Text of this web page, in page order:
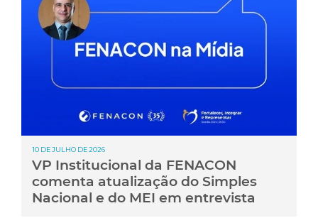
10 DE JULHO DE 2026
VP Institucional da FENACON
comenta atualização do Simples
Nacional e do MEI em entrevista